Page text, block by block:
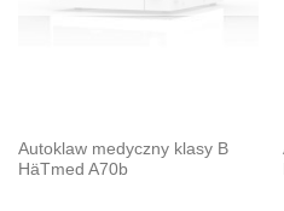
Autoklaw medyczny klasy B
HäTmed A70b